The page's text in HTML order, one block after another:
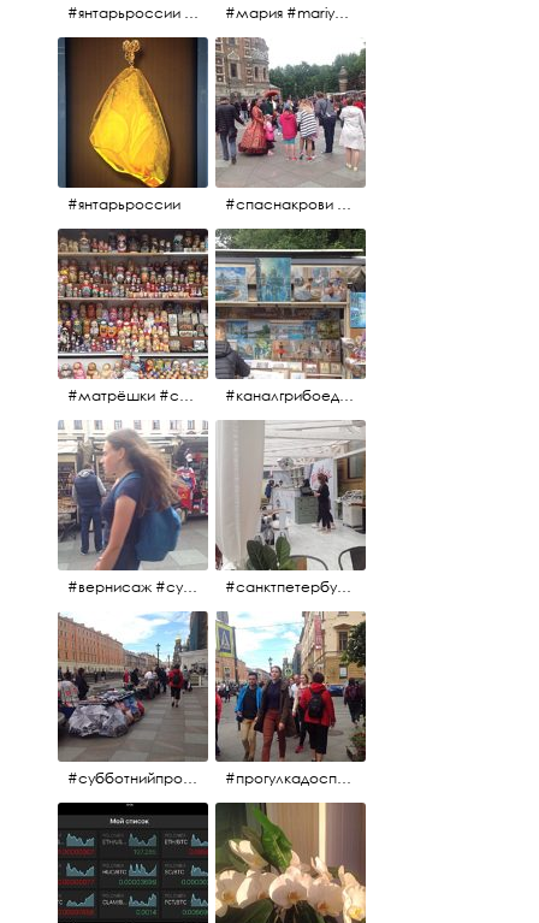
#янтарьроссии #янтарь #мария #mariya #янтарьроссии
#янтарьроссии #спаснакрови #михайловскийсад
#матрёшки #сувениры #вернисаж #каналгрибоедова #санктпетербург #вернисаж #
#вернисаж #сувениры #картины #санктпетербург #летнеекафе
#субботнийпроменад #набережнаяканалагрибоедова #санктпетербург #прогулкадоспасаиобратно #санктпетербург #15july2017 #субботнийпитерскийдень #субботнийпроменад #послеобеда